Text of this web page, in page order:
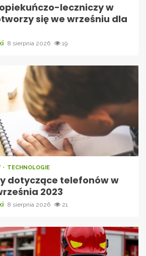
leczniczy w
się we wrześniu dla
8 sierpnia 2026 19
TECHNOLOGIE
dotyczące telefonów w
2023
8 sierpnia 2026 21